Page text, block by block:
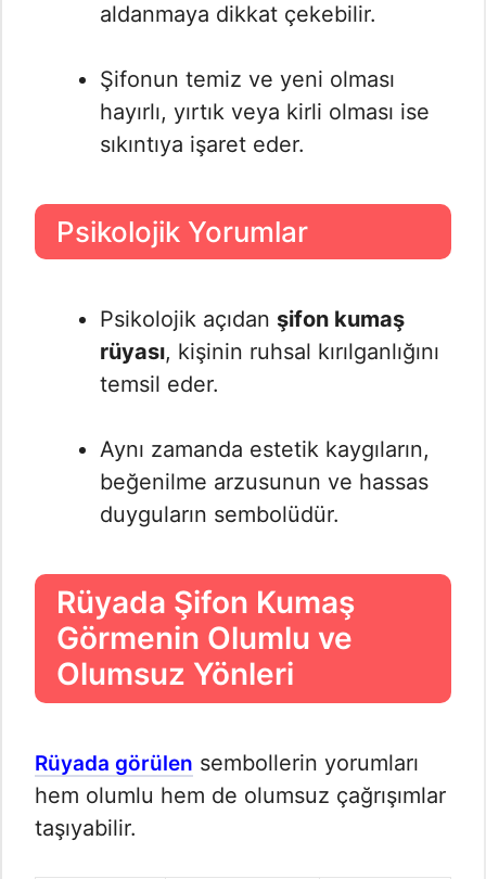
aldanmaya dikkat çekebilir.
Şifonun temiz ve yeni olması
hayırlı, yırtık veya kirli olması ise
sıkıntıya işaret eder.
Psikolojik Yorumlar
Psikolojik açıdan şifon kumaş
rüyası, kişinin ruhsal kırılganlığını
temsil eder.
Aynı zamanda estetik kaygıların,
beğenilme arzusunun ve hassas
duyguların sembolüdür.
Rüyada Şifon Kumaş
Görmenin Olumlu ve
Olumsuz Yönleri
Rüyada görülen sembollerin yorumları
hem olumlu hem de olumsuz çağrışımlar
taşıyabilir.